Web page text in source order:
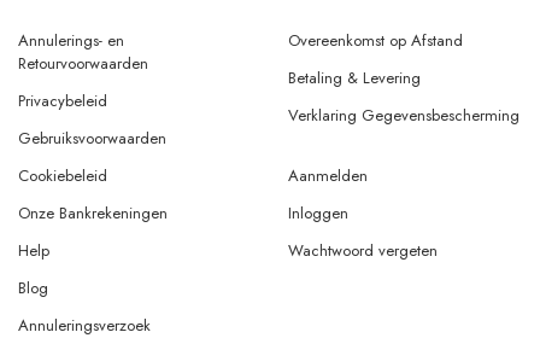
Annulerings- en
Retourvoorwaarden
Privacybeleid
Gebruiksvoorwaarden
Overeenkomst op Afstand
Betaling & Levering
Verklaring Gegevensbescherming
Cookiebeleid
Onze Bankrekeningen
Help
Aanmelden
Inloggen
Wachtwoord vergeten
Blog
Annuleringsverzoek